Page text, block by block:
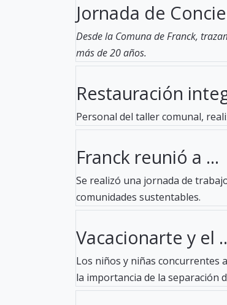
Jornada de
Desde la Comuna de Franck,
más de 20 años.
Restauración
Personal del taller comunal,
Franck reunió a ...
Se realizó una jornada de
comunidades sustentables.
Vacacionarte y el
Los niños y niñas concurrentes
la importancia de la separación